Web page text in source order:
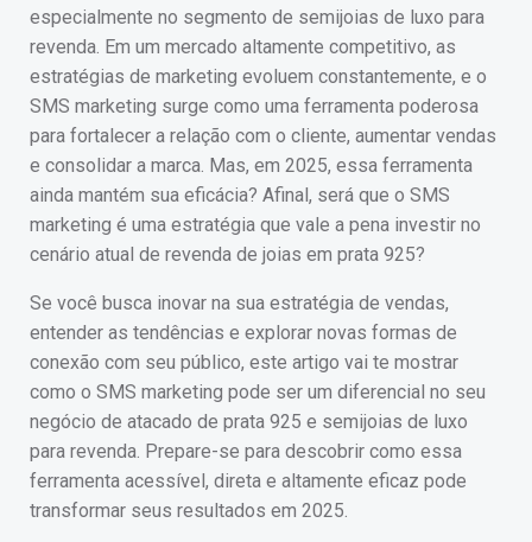
especialmente no segmento de semijoias de luxo para
revenda. Em um mercado altamente competitivo, as
estratégias de marketing evoluem constantemente, e o
SMS marketing surge como uma ferramenta poderosa
para fortalecer a relação com o cliente, aumentar vendas
e consolidar a marca. Mas, em 2025, essa ferramenta
ainda mantém sua eficácia? Afinal, será que o SMS
marketing é uma estratégia que vale a pena investir no
cenário atual de revenda de joias em prata 925?
Se você busca inovar na sua estratégia de vendas,
entender as tendências e explorar novas formas de
conexão com seu público, este artigo vai te mostrar
como o SMS marketing pode ser um diferencial no seu
negócio de atacado de prata 925 e semijoias de luxo
para revenda. Prepare-se para descobrir como essa
ferramenta acessível, direta e altamente eficaz pode
transformar seus resultados em 2025.